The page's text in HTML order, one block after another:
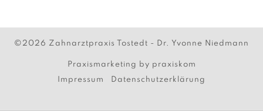
©2026 Zahnarztpraxis Tostedt - Dr. Yvonne Niedmann
Praxismarketing by praxiskom
Impressum
Datenschutzerklärung